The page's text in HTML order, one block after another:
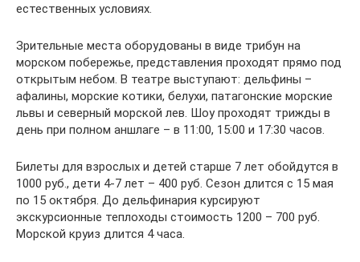
естественных условиях.
Зрительные места оборудованы в виде трибун на
морском побережье, представления проходят прямо под
открытым небом. В театре выступают: дельфины –
афалины, морские котики, белухи, патагонские морские
львы и северный морской лев. Шоу проходят трижды в
день при полном аншлаге – в 11:00, 15:00 и 17:30 часов.
Билеты для взрослых и детей старше 7 лет обойдутся в
1000 руб., дети 4-7 лет – 400 руб. Сезон длится с 15 мая
по 15 октября. До дельфинария курсируют
экскурсионные теплоходы стоимость 1200 – 700 руб.
Морской круиз длится 4 часа.